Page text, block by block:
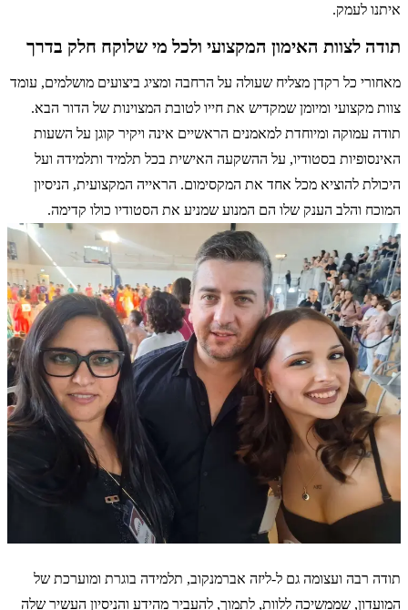
איתנו לעמק.
תודה לצוות האימון המקצועי ולכל מי שלוקח חלק בדרך
מאחורי כל רקדן מצליח שעולה על הרחבה ומציג ביצועים מושלמים, עומד
צוות מקצועי ומיומן שמקדיש את חייו לטובת המצוינות של הדור הבא.
תודה עמוקה ומיוחדת למאמנים הראשיים אינה ויקיר קוגן על השעות
האינסופיות בסטודיו, על ההשקעה האישית בכל תלמיד ותלמידה ועל
היכולת להוציא מכל אחד את המקסימום. הראייה המקצועית, הניסיון
המוכח והלב הענק שלו הם המנוע שמניע את הסטודיו כולו קדימה.
תודה רבה ועצומה גם ל-ליזה אברמנקוב, תלמידה בוגרת ומוערכת של
המועדון, שממשיכה ללוות, לתמוך, להעביר מהידע והניסיון העשיר שלה